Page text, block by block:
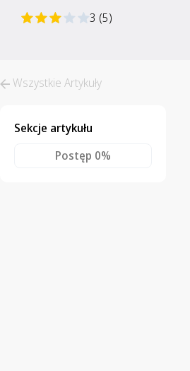
3 (5)
Wszystkie Artykuły
Sekcje artykułu
Postęp 0%